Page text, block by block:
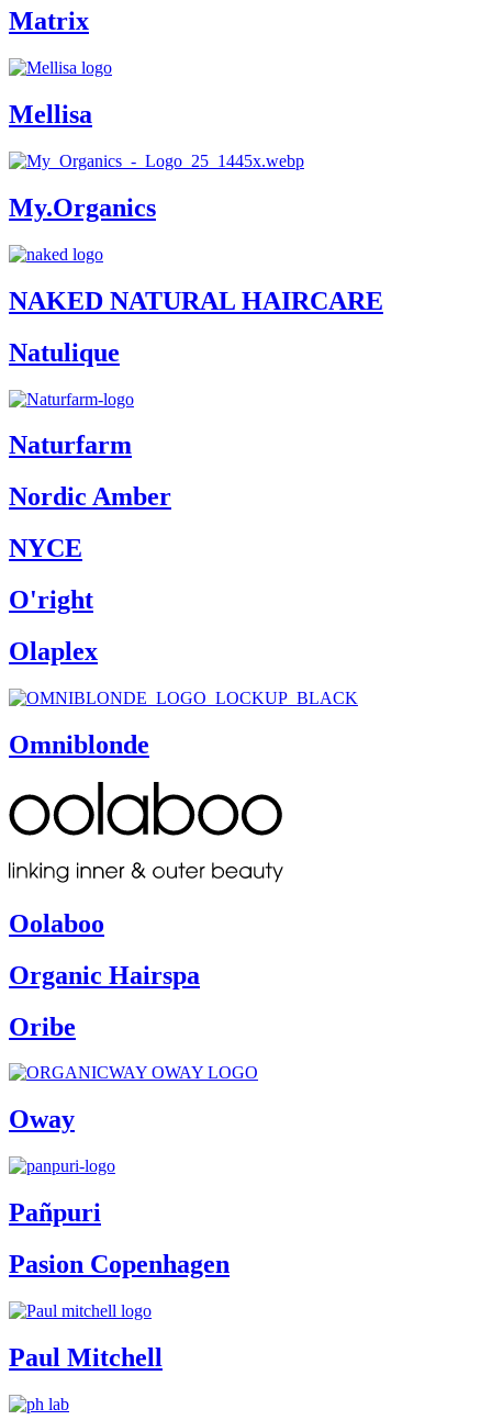
Matrix
Mellisa
My.Organics
NAKED NATURAL HAIRCARE
Natulique
Naturfarm
Nordic Amber
NYCE
O'right
Olaplex
Omniblonde
Oolaboo
Organic Hairspa
Oribe
Oway
Pañpuri
Pasion Copenhagen
Paul Mitchell